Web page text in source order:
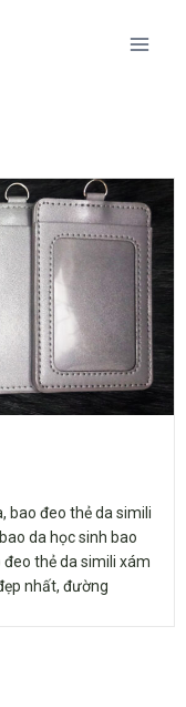
bao đeo thẻ da simili
da học sinh bao
thẻ da simili xám
nhất, đường